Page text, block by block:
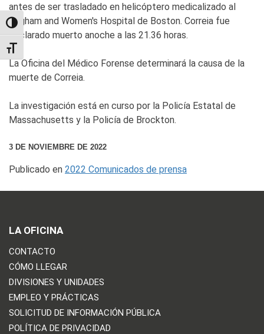
TOGGLE HIGH CONTRAST
TOGGLE FONT SIZE
antes de ser trasladado en helicóptero medicalizado al
Brigham and Women's Hospital de Boston. Correia fue
declarado muerto anoche a las 21.36 horas.
La Oficina del Médico Forense determinará la causa de la
muerte de Correia.
La investigación está en curso por la Policía Estatal de
Massachusetts y la Policía de Brockton.
3 DE NOVIEMBRE DE 2022
Publicado en 2022 Comunicados de prensa
LA OFICINA
CONTACTO
CÓMO LLEGAR
DIVISIONES Y UNIDADES
EMPLEO Y PRÁCTICAS
SOLICITUD DE INFORMACIÓN PÚBLICA
POLÍTICA DE PRIVACIDAD